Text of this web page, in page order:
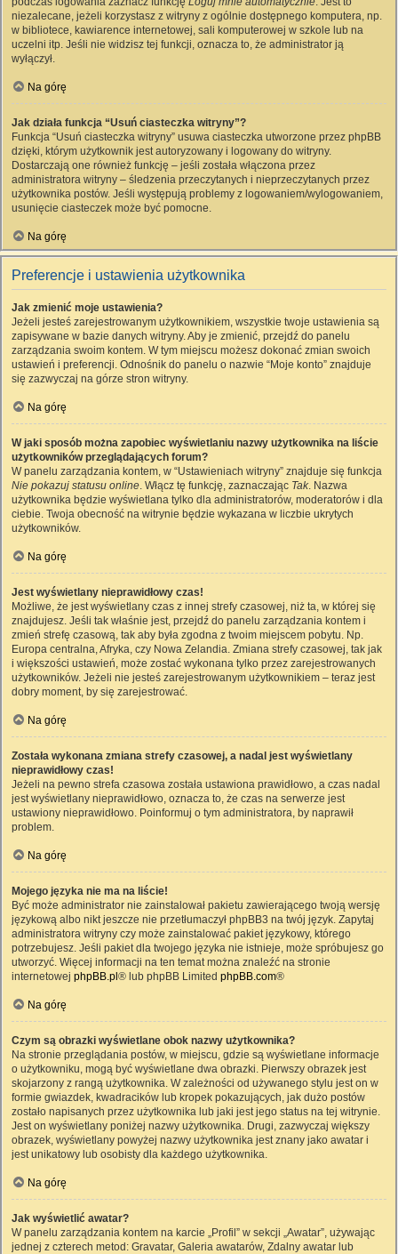
niezalecane, jeżeli korzystasz z witryny z ogólnie dostępnego komputera, np.
w bibliotece, kawiarence internetowej, sali komputerowej w szkole lub na
uczelni itp. Jeśli nie widzisz tej funkcji, oznacza to, że administrator ją
wyłączył.
Na górę
Jak działa funkcja “Usuń ciasteczka witryny”?
Funkcja “Usuń ciasteczka witryny” usuwa ciasteczka utworzone przez phpBB
dzięki, którym użytkownik jest autoryzowany i logowany do witryny.
Dostarczają one również funkcję – jeśli została włączona przez
administratora witryny – śledzenia przeczytanych i nieprzeczytanych przez
użytkownika postów. Jeśli występują problemy z logowaniem/wylogowaniem,
usunięcie ciasteczek może być pomocne.
Na górę
Preferencje i ustawienia użytkownika
Jak zmienić moje ustawienia?
Jeżeli jesteś zarejestrowanym użytkownikiem, wszystkie twoje ustawienia są
zapisywane w bazie danych witryny. Aby je zmienić, przejdź do panelu
zarządzania swoim kontem. W tym miejscu możesz dokonać zmian swoich
ustawień i preferencji. Odnośnik do panelu o nazwie “Moje konto” znajduje
się zazwyczaj na górze stron witryny.
Na górę
W jaki sposób można zapobiec wyświetlaniu nazwy użytkownika na liście
użytkowników przeglądających forum?
W panelu zarządzania kontem, w “Ustawieniach witryny” znajduje się funkcja
Nie pokazuj statusu online. Włącz tę funkcję, zaznaczając Tak. Nazwa
użytkownika będzie wyświetlana tylko dla administratorów, moderatorów i dla
ciebie. Twoja obecność na witrynie będzie wykazana w liczbie ukrytych
użytkowników.
Na górę
Jest wyświetlany nieprawidłowy czas!
Możliwe, że jest wyświetlany czas z innej strefy czasowej, niż ta, w której się
znajdujesz. Jeśli tak właśnie jest, przejdź do panelu zarządzania kontem i
zmień strefę czasową, tak aby była zgodna z twoim miejscem pobytu. Np.
Europa centralna, Afryka, czy Nowa Zelandia. Zmiana strefy czasowej, tak jak
i większości ustawień, może zostać wykonana tylko przez zarejestrowanych
użytkowników. Jeżeli nie jesteś zarejestrowanym użytkownikiem – teraz jest
dobry moment, by się zarejestrować.
Na górę
Została wykonana zmiana strefy czasowej, a nadal jest wyświetlany
nieprawidłowy czas!
Jeżeli na pewno strefa czasowa została ustawiona prawidłowo, a czas nadal
jest wyświetlany nieprawidłowo, oznacza to, że czas na serwerze jest
ustawiony nieprawidłowo. Poinformuj o tym administratora, by naprawił
problem.
Na górę
Mojego języka nie ma na liście!
Być może administrator nie zainstalował pakietu zawierającego twoją wersję
językową albo nikt jeszcze nie przetłumaczył phpBB3 na twój język. Zapytaj
administratora witryny czy może zainstalować pakiet językowy, którego
potrzebujesz. Jeśli pakiet dla twojego języka nie istnieje, może spróbujesz go
utworzyć. Więcej informacji na ten temat można znaleźć na stronie
internetowej phpBB.pl ® lub phpBB Limited phpBB.com®
Na górę
Czym są obrazki wyświetlane obok nazwy użytkownika?
Na stronie przeglądania postów, w miejscu, gdzie są wyświetlane informacje
o użytkowniku, mogą być wyświetlane dwa obrazki. Pierwszy obrazek jest
skojarzony z rangą użytkownika. W zależności od używanego stylu jest on w
formie gwiazdek, kwadracików lub kropek pokazujących, jak dużo postów
zostało napisanych przez użytkownika lub jaki jest jego status na tej witrynie.
Jest on wyświetlany poniżej nazwy użytkownika. Drugi, zazwyczaj większy
obrazek, wyświetlany powyżej nazwy użytkownika jest znany jako awatar i
jest unikatowy lub osobisty dla każdego użytkownika.
Na górę
Jak wyświetlić awatar?
W panelu zarządzania kontem na karcie „Profil” w sekcji „Awatar”, używając
jednej z czterech metod: Gravatar, Galeria awatarów, Zdalny awatar lub